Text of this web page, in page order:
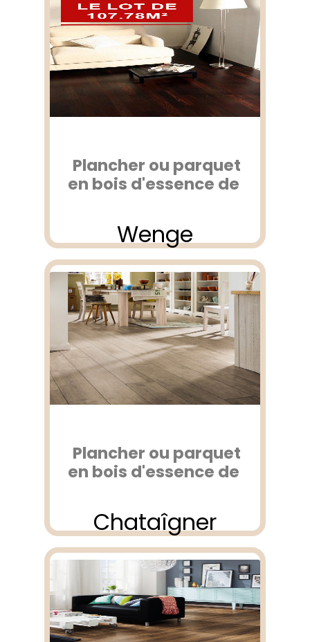
Plancher ou parquet
en bois d'essence de
Wenge
Plancher ou parquet
en bois d'essence de
Chataîgner